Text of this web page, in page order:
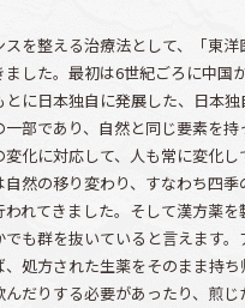
を整える治療法として、「東
ました。最初は6世紀ごろに中国
に日本独自に発展した、日本独
一部であり、自然と同じ要素を
変化に対応して、人も常に変化
自然の移り変わり、すなわち四
われてきました。そして漢方薬
でも群を抜いていると言えます。
処方された生薬をそのまま持
だりする必要があったり、煎